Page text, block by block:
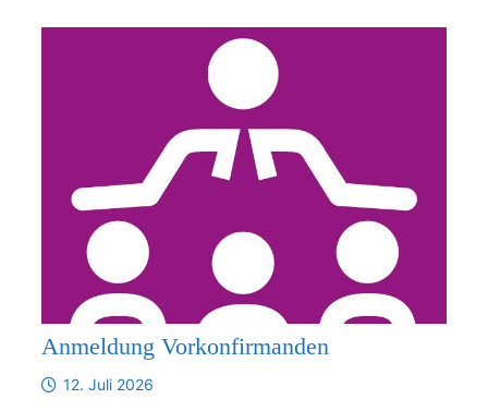
Anmeldung Vorkonfirmanden
12. Juli 2026